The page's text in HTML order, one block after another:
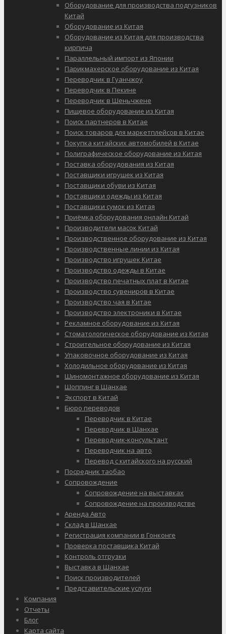
Оборудование для производства подгузников
Китай
Оборудование из Китая
Оборудование из Китая для производства
кирпича
Параллельный импорт из Японии
Парикмахерское оборудование из Китая
Переводчик в Гуанчжоу
Переводчик в Пекине
Переводчик в Шеньчжене
Пищевое оборудование из Китая
Поиск партнеров в Китае
Поиск товаров для маркетплейсов в Китае
Покупка китайских автомобилей в Китае
Полиграфическое оборудование из Китая
Поставка оборудования из Китая
Поставщики игрушек из Китая
Поставщики обуви из Китая
Поставщики одежды из Китая
Поставщики сумок из Китая
Приёмка оборудования онлайн Китай
Производители масок Китай
Производственное оборудование из Китая
Производственные линии из Китая
Производство игрушек Китае
Производство одежды в Китае
Производство печатных плат в Китае
Производство сувениров в Китае
Производство чая в Китае
Производство электроники в Китае
Рекламное оборудование из Китая
Стоматологическое оборудование из Китая
Строительное оборудование из Китая
Упаковочное оборудование из Китая
Холодильное оборудование из Китая
Шиномонтажное оборудование из Китая
Шоппинг в Шанхае
Экспорт в Китай
Бюро переводов
Переводчик в Китае
Переводчик в Шанхае
Переводчик-консультант
Переводчик на авто
Перевод с китайского на русский
Посредник таобао
Сопровождение
Сопровождение на выставках
Сопровождение на производстве
Аренда Авто
Склад в Шанхае
Регистрация компании в Гонконге
Проверка поставщика Китай
Контроль отгрузки
Выставка в Шанхае
Поиск производителей
Представительские услуги
Компания
Отчеты
Блог
Карта сайта